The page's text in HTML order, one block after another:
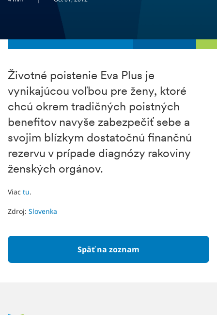
Životné poistenie Eva Plus je
vynikajúcou voľbou pre ženy, ktoré
chcú okrem tradičných poistných
benefitov navyše zabezpečiť sebe a
svojim blízkym dostatočnú finančnú
rezervu v prípade diagnózy rakoviny
ženských orgánov.
Viac tu.
Zdroj: Slovenka
Späť na zoznam